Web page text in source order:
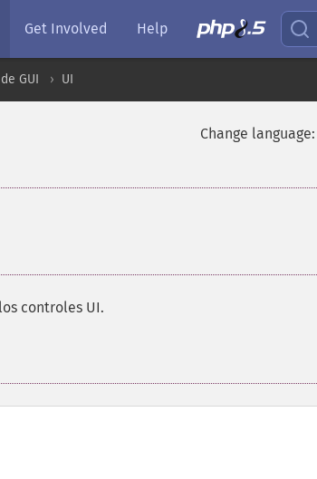
Get Involved Help
GUI UI
Change language:
controles UI.